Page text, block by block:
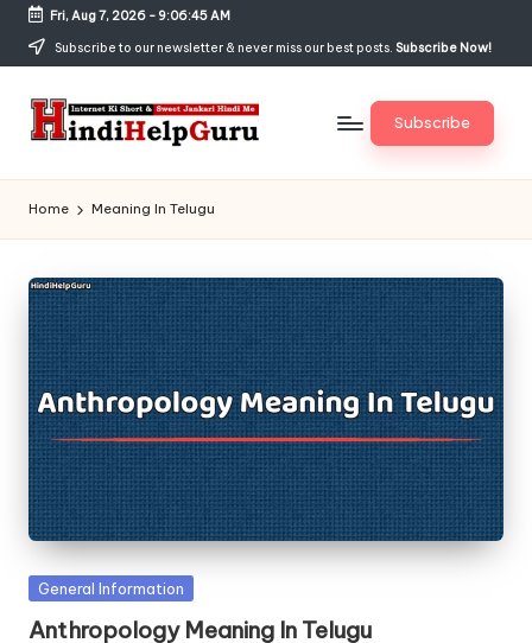
Skip
content
Fri, Aug 7, 2026- 9:06:47 AM
Subscribe to our newsletter & never miss our best posts. Subscribe Now!
H
in
di
H
el
p
G
u
r
u.
c
o
Sweet
Jankari
Hindi
me
Subscribe
Home Meaning In Telugu
Posted
General Information
Anthropology Meaning In Telugu